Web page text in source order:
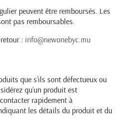
peuvent être remboursés. Les
pas remboursables.
: info@newonebyc.mu
que s’ils sont défectueux ou
qu’un produit est
rapidement à
les détails du produit et du